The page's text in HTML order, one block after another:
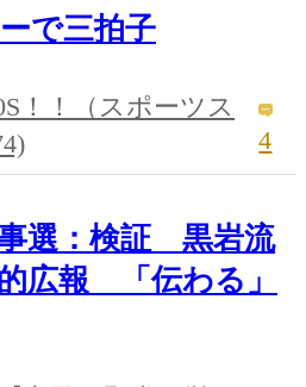
で三拍子
！！（スポーツス
4
選：検証 黒岩流
的広報 「伝わる」